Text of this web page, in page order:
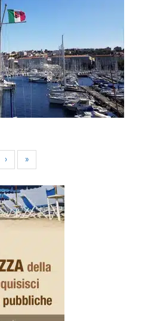
› »